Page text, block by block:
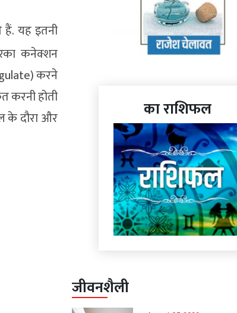
यह इतनी
कनेक्शन
करने
करनी होती
के दौरा और
का राशिफल
जीवनशैली